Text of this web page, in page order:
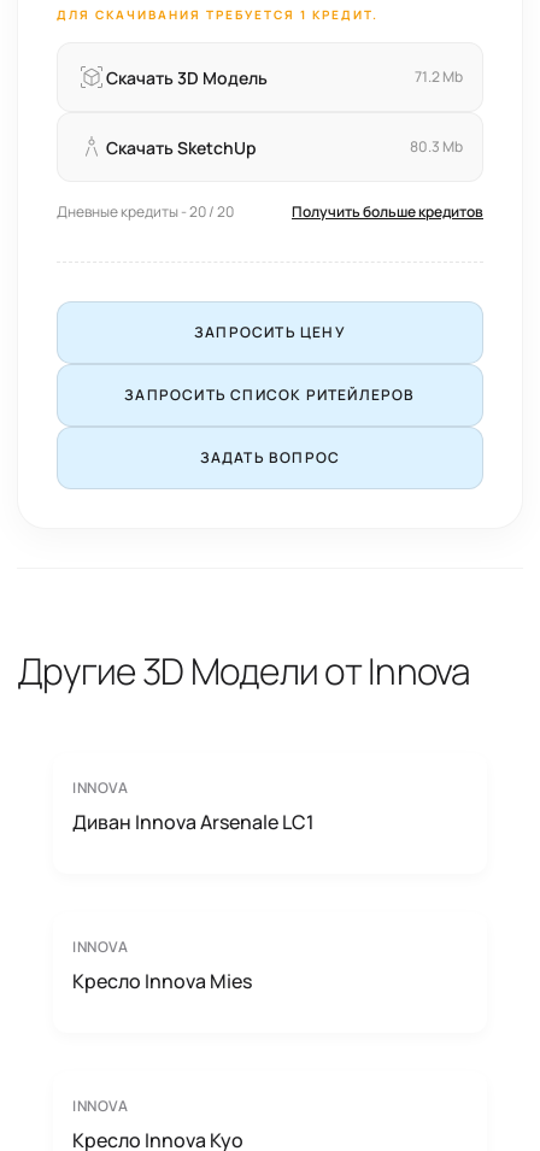
ДЛЯ СКАЧИВАНИЯ ТРЕБУЕТСЯ 1 КРЕДИТ.
Скачать 3D Модель 71.2 Mb
Скачать SketchUp 80.3 Mb
Дневные кредиты - 20 / 20 Получить больше кредитов
ЗАПРОСИТЬ ЦЕНУ
ЗАПРОСИТЬ СПИСОК РИТЕЙЛЕРОВ
ЗАДАТЬ ВОПРОС
Другие 3D Модели от Innova
INNOVA
Диван Innova Arsenale LC1
INNOVA
Кресло Innova Mies
INNOVA
Кресло Innova Kyo